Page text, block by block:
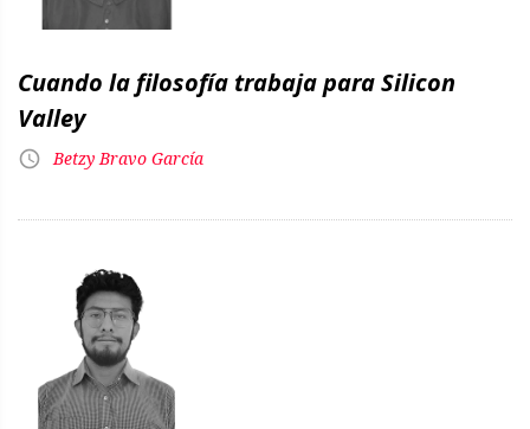
Cuando la filosofía trabaja para Silicon
Valley
Betzy Bravo García